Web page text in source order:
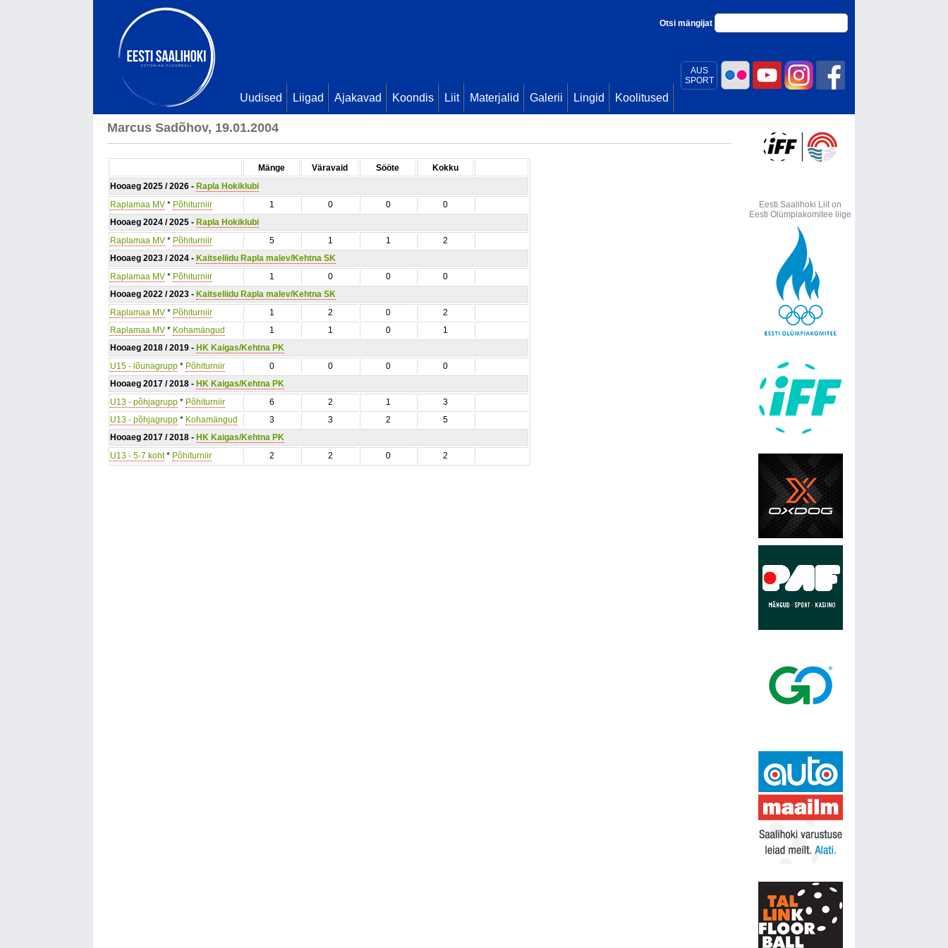
AUS
SPORT
Otsi mängijat
Uudised Liigad Ajakavad Koondis Liit Materjalid Galerii Lingid Koolitused
Marcus Sadõhov, 19.01.2004
Mänge Väravaid Sööte
Kokku
Hooaeg 2025 / 2026 - Rapla Hokiklubi
Raplamaa MV * Põhiturniir 1 0 0
0
Hooaeg 2024 / 2025 - Rapla Hokiklubi
Raplamaa MV * Põhiturniir 5 1 1
2
Hooaeg 2023 / 2024 - Kaitseliidu Rapla malev/Kehtna SK
Raplamaa MV * Põhiturniir 1 0 0
0
Hooaeg 2022 / 2023 - Kaitseliidu Rapla malev/Kehtna SK
Raplamaa MV * Põhiturniir 1 2 0
2
Raplamaa MV * Kohamängud 1 1 0
1
Hooaeg 2018 / 2019 - HK Kaigas/Kehtna PK
U15 - lõunagrupp * Põhiturniir 0 0 0
0
Hooaeg 2017 / 2018 - HK Kaigas/Kehtna PK
U13 - põhjagrupp * Põhiturniir 6 2 1
3
U13 - põhjagrupp * Kohamängud 3 3 2
5
Hooaeg 2017 / 2018 - HK Kaigas/Kehtna PK
U13 - 5-7 koht* Põhiturniir 2 2 0 2
Eesti Saalihoki Liit on
Eesti Olümpiakomitee liige